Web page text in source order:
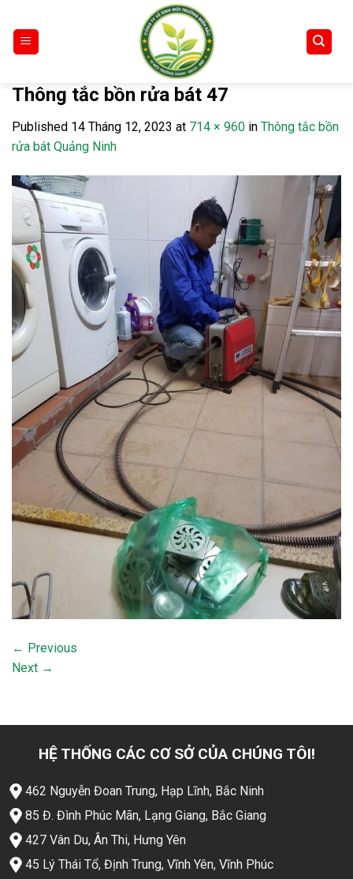
content
Thông tắc bồn rửa bát 47
Published 14 Tháng 12, 2023 at 714 × 960 in Thông tắc bồn
rửa bát Quảng Ninh
← Previous
Next →
HỆ THỐNG CÁC CƠ SỞ CỦA CHÚNG TÔI!
462 Nguyễn Đoan Trung, Hạp Lĩnh, Bắc Ninh
85 Đ. Đình Phúc Mãn, Lạng Giang, Bắc Giang
427 Vân Du, Ân Thi, Hưng Yên
45 Lý Thái Tổ, Định Trung, Vĩnh Yên, Vĩnh Phúc